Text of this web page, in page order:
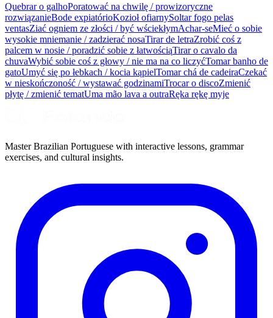
Quebrar o galhoPoratować na chwilę / prowizoryczne
rozwiązanieBode expiatórioKozioł ofiarnySoltar fogo pelas
ventasZiać ogniem ze złości / być wściekłymAchar-seMieć o sobie
wysokie mniemanie / zadzierać nosaTirar de letraZrobić coś z
palcem w nosie / poradzić sobie z łatwościąTirar o cavalo da
chuvaWybić sobie coś z głowy / nie ma na co liczyćTomar banho de
gatoUmyć się po łebkach / kocia kąpielTomar chá de cadeiraCzekać
w nieskończoność / wystawać godzinamiTrocar o discoZmienić
płytę / zmienić tematUma mão lava a outraRęka rękę myje
Master Brazilian Portuguese with interactive lessons, grammar
exercises, and cultural insights.